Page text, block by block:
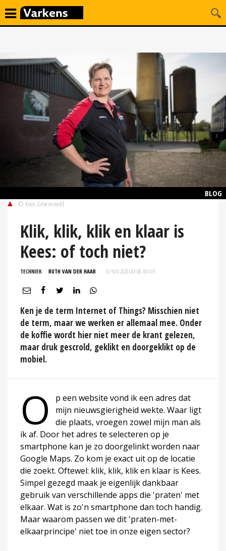
BLOG
© Koos Groenewold
Klik, klik, klik en klaar is
Kees: of toch niet?
TECHNIEK RUTH VAN DER HAAR 02 NOV 2020 OM 08:30UUR
Ken je de term Internet of Things? Misschien niet
de term, maar we werken er allemaal mee. Onder
de koffie wordt hier niet meer de krant gelezen,
maar druk gescrold, geklikt en doorgeklikt op de
mobiel.
O
p een website vond ik een adres dat
mijn nieuwsgierigheid wekte. Waar ligt
die plaats, vroegen zowel mijn man als
ik af. Door het adres te selecteren op je
smartphone kan je zo doorgelinkt worden naar
Google Maps. Zo kom je exact uit op de locatie
die zoekt. Oftewel: klik, klik, klik en klaar is Kees.
Simpel gezegd maak je eigenlijk dankbaar
gebruik van verschillende apps die 'praten' met
elkaar. Wat is zo'n smartphone dan toch handig.
Maar waarom passen we dit 'praten-met-
elkaarprincipe' niet toe in onze eigen sector?